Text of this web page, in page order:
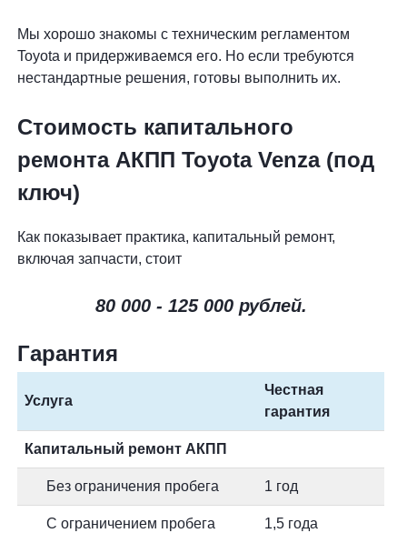
Мы хорошо знакомы с техническим регламентом
Toyota и придерживаемся его. Но если требуются
нестандартные решения, готовы выполнить их.
Стоимость капитального
ремонта АКПП Toyota Venza (под
ключ)
Как показывает практика, капитальный ремонт,
включая запчасти, стоит
80 000 - 125 000 рублей.
Гарантия
Услуга
Честная
гарантия
Капитальный ремонт АКПП
Без ограничения пробега 1 год
С ограничением пробега 1,5 года